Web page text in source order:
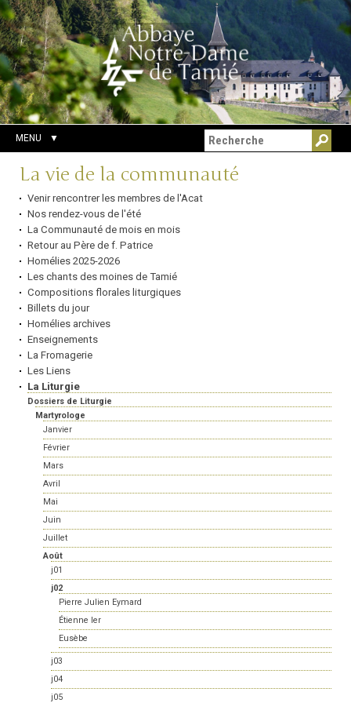
Aller
au
contenu.
|
Aller
à
la
navigation
Outils
personnels
Chercher par
Recherche
avancée…
MENU
Navigation
La vie de la communauté
Venir rencontrer les membres de l'Acat
Nos rendez-vous de l'été
La Communauté de mois en mois
Retour au Père de f. Patrice
Homélies 2025-2026
Les chants des moines de Tamié
Compositions florales liturgiques
Billets du jour
Homélies archives
Enseignements
La Fromagerie
Les Liens
La Liturgie
Dossiers de Liturgie
Martyrologe
Janvier
Février
Mars
Avril
Mai
Juin
Juillet
Août
j01
j02
Pierre Julien Eymard
Étienne Ier
Eusèbe
j03
j04
j05